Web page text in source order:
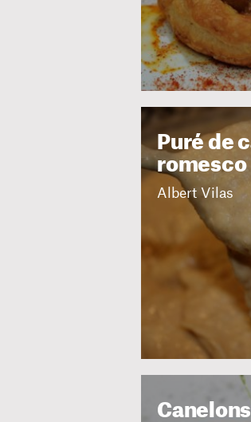
Puré de
romesco
Albert Vilas